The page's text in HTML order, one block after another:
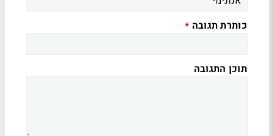
כותרת תגובה *
תוכן התגובה